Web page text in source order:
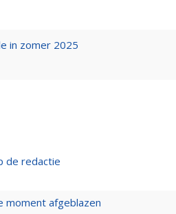
in zomer 2025
de redactie
moment afgeblazen